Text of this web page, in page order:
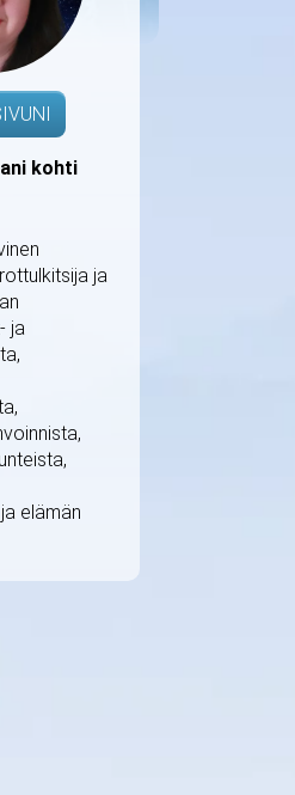
kohti
ja
ja
elämän